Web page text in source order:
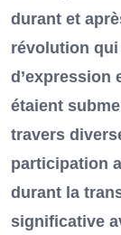
durant et
révolution
d’expression
étaient
travers
participation
durant la
significative